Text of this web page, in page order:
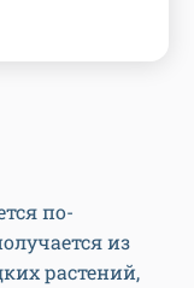
по-
из
растений,